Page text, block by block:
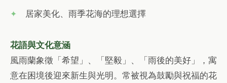
居家美化、雨季花海的理想選擇
花語與文化意涵
風雨蘭象徵「希望」、「堅毅」、「雨後的美好」，寓
意在困境後迎來新生與光明。常被視為鼓勵與祝福的花